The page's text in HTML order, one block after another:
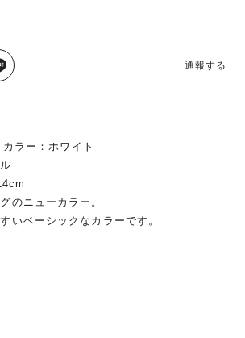
通報する
ラー：ホワイト
のニューカラー。
いベーシックなカラーです。